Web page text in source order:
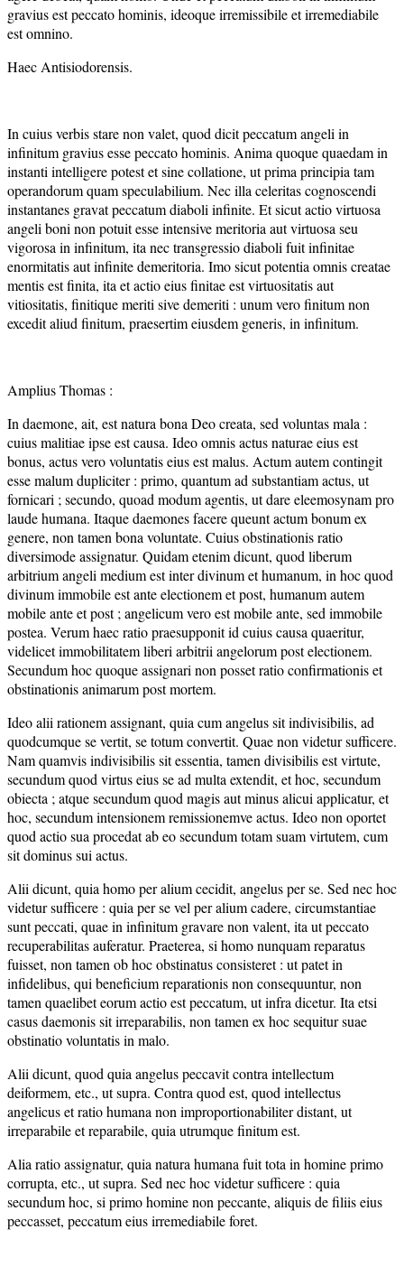
gravius est peccato hominis, ideoque irremissibile et irremediabile
est omnino.
Haec Antisiodorensis.
In cuius verbis stare non valet, quod dicit peccatum angeli in
infinitum gravius esse peccato hominis. Anima quoque quaedam in
instanti intelligere potest et sine collatione, ut prima principia tam
operandorum quam speculabilium. Nec illa celeritas cognoscendi
instantanes gravat peccatum diaboli infinite. Et sicut actio virtuosa
angeli boni non potuit esse intensive meritoria aut virtuosa seu
vigorosa in infinitum, ita nec transgressio diaboli fuit infinitae
enormitatis aut infinite demeritoria. Imo sicut potentia omnis creatae
mentis est finita, ita et actio eius finitae est virtuositatis aut
vitiositatis, finitique meriti sive demeriti : unum vero finitum non
excedit aliud finitum, praesertim eiusdem generis, in infinitum.
Amplius Thomas :
In daemone, ait, est natura bona Deo creata, sed voluntas mala :
cuius malitiae ipse est causa. Ideo omnis actus naturae eius est
bonus, actus vero voluntatis eius est malus. Actum autem contingit
esse malum dupliciter : primo, quantum ad substantiam actus, ut
fornicari ; secundo, quoad modum agentis, ut dare eleemosynam pro
laude humana. Itaque daemones facere queunt actum bonum ex
genere, non tamen bona voluntate. Cuius obstinationis ratio
diversimode assignatur. Quidam etenim dicunt, quod liberum
arbitrium angeli medium est inter divinum et humanum, in hoc quod
divinum immobile est ante electionem et post, humanum autem
mobile ante et post ; angelicum vero est mobile ante, sed immobile
postea. Verum haec ratio praesupponit id cuius causa quaeritur,
videlicet immobilitatem liberi arbitrii angelorum post electionem.
Secundum hoc quoque assignari non posset ratio confirmationis et
obstinationis animarum post mortem.
Ideo alii rationem assignant, quia cum angelus sit indivisibilis, ad
quodcumque se vertit, se totum convertit. Quae non videtur sufficere.
Nam quamvis indivisibilis sit essentia, tamen divisibilis est virtute,
secundum quod virtus eius se ad multa extendit, et hoc, secundum
obiecta ; atque secundum quod magis aut minus alicui applicatur, et
hoc, secundum intensionem remissionemve actus. Ideo non oportet
quod actio sua procedat ab eo secundum totam suam virtutem, cum
sit dominus sui actus.
Alii dicunt, quia homo per alium cecidit, angelus per se. Sed nec hoc
videtur sufficere : quia per se vel per alium cadere, circumstantiae
sunt peccati, quae in infinitum gravare non valent, ita ut peccato
recuperabilitas auferatur. Praeterea, si homo nunquam reparatus
fuisset, non tamen ob hoc obstinatus consisteret : ut patet in
infidelibus, qui beneficium reparationis non consequuntur, non
tamen quaelibet eorum actio est peccatum, ut infra dicetur. Ita etsi
casus daemonis sit irreparabilis, non tamen ex hoc sequitur suae
obstinatio voluntatis in malo.
Alii dicunt, quod quia angelus peccavit contra intellectum
deiformem, etc., ut supra. Contra quod est, quod intellectus
angelicus et ratio humana non improportionabiliter distant, ut
irreparabile et reparabile, quia utrumque finitum est.
Alia ratio assignatur, quia natura humana fuit tota in homine primo
corrupta, etc., ut supra. Sed nec hoc videtur sufficere : quia
secundum hoc, si primo homine non peccante, aliquis de filiis eius
peccasset, peccatum eius irremediabile foret.